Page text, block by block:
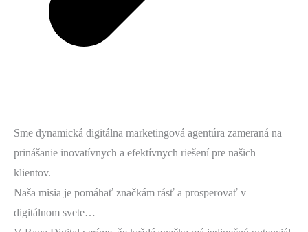
Sme dynamická digitálna marketingová agentúra zameraná na
prinášanie inovatívnych a efektívnych riešení pre našich
klientov.
Naša misia je pomáhať značkám rásť a prosperovať v
digitálnom svete…